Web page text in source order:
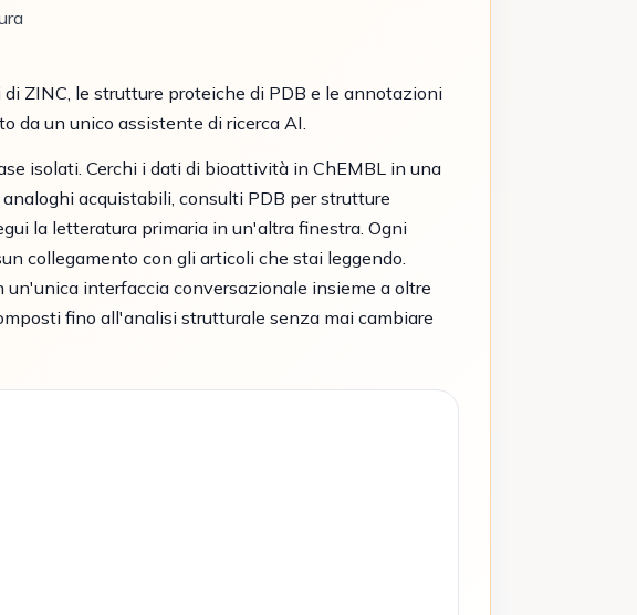
ZINC, le strutture proteiche di PDB e le annotazioni
da un unico assistente di ricerca AI.
isolati. Cerchi i dati di bioattività in ChEMBL in una
acquistabili, consulti PDB per strutture
la letteratura primaria in un'altra finestra. Ogni
collegamento con gli articoli che stai leggendo.
interfaccia conversazionale insieme a oltre
fino all'analisi strutturale senza mai cambiare